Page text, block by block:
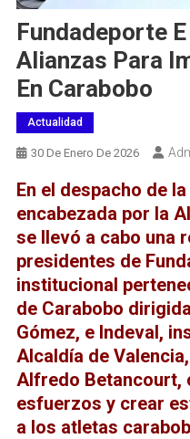
Fundadeporte
Alianzas Para
En Carabobo
Actualidad
30 De Enero De 2026
En el despacho de
encabezada por la
se llevó a cabo una
presidentes de
institucional
de Carabobo
Gómez, e Indeval,
Alcaldía de
Alfredo Betancourt,
esfuerzos y crear
a los atletas